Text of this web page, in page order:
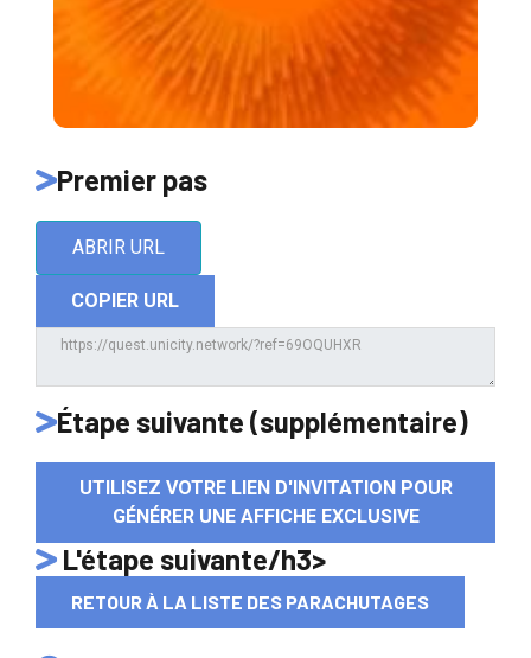
Premier pas
ABRIR URL
COPIER URL
Étape suivante (supplémentaire)
UTILISEZ VOTRE LIEN D'INVITATION POUR
GÉNÉRER UNE AFFICHE EXCLUSIVE
L'étape suivante/h3>
RETOUR À LA LISTE DES PARACHUTAGES